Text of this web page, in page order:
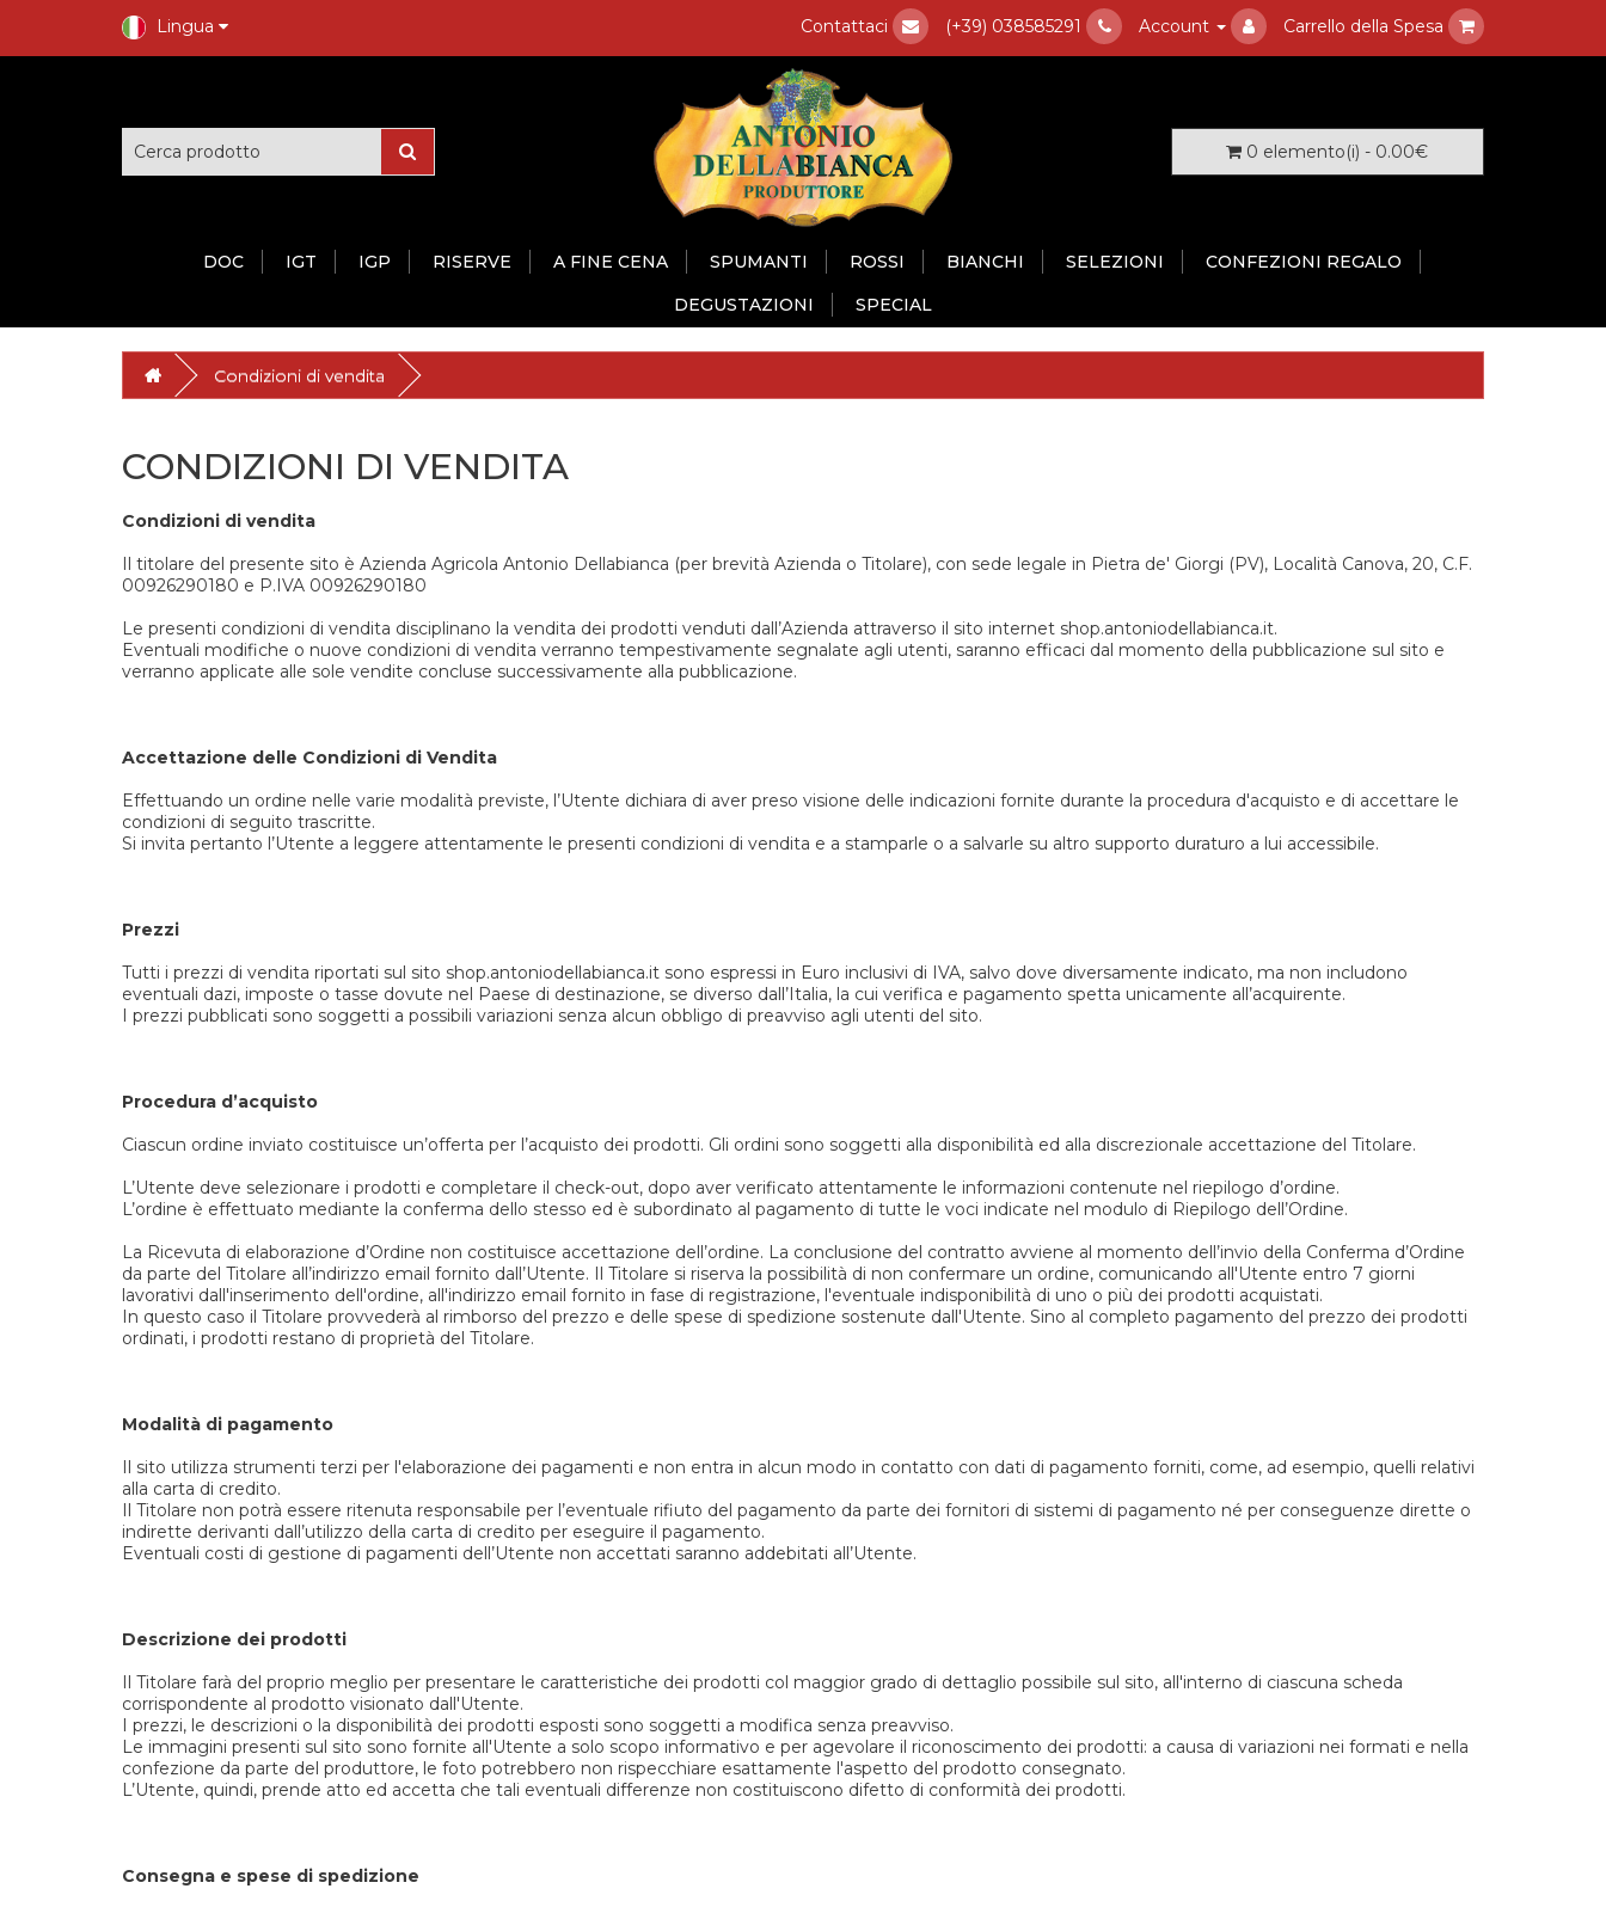
Lingua Contattaci (+39) 038585291 Account Carrello della Spesa
0 elemento(i) - 0.00€
DOC IGT IGP RISERVE A FINE CENA SPUMANTI ROSSI BIANCHI SELEZIONI
CONFEZIONI REGALO
DEGUSTAZIONI
SPECIAL
Condizioni di vendita
CONDIZIONI DI VENDITA
Condizioni di vendita
Il titolare del presente sito è Azienda Agricola Antonio Dellabianca (per brevità Azienda o Titolare), con sede legale in Pietra de' Giorgi (PV), Località Canova, 20, C.F.
00926290180 e P.IVA 00926290180
Le presenti condizioni di vendita disciplinano la vendita dei prodotti venduti dall’Azienda attraverso il sito internet shop.antoniodellabianca.it.
Eventuali modifiche o nuove condizioni di vendita verranno tempestivamente segnalate agli utenti, saranno efficaci dal momento della pubblicazione sul sito e
verranno applicate alle sole vendite concluse successivamente alla pubblicazione.
Accettazione delle Condizioni di Vendita
Effettuando un ordine nelle varie modalità previste, l’Utente dichiara di aver preso visione delle indicazioni fornite durante la procedura d'acquisto e di accettare le
condizioni di seguito trascritte.
Si invita pertanto l’Utente a leggere attentamente le presenti condizioni di vendita e a stamparle o a salvarle su altro supporto duraturo a lui accessibile.
Prezzi
Tutti i prezzi di vendita riportati sul sito shop.antoniodellabianca.it sono espressi in Euro inclusivi di IVA, salvo dove diversamente indicato, ma non includono
eventuali dazi, imposte o tasse dovute nel Paese di destinazione, se diverso dall’Italia, la cui verifica e pagamento spetta unicamente all’acquirente.
I prezzi pubblicati sono soggetti a possibili variazioni senza alcun obbligo di preavviso agli utenti del sito.
Procedura d’acquisto
Ciascun ordine inviato costituisce un’offerta per l’acquisto dei prodotti. Gli ordini sono soggetti alla disponibilità ed alla discrezionale accettazione del Titolare.
L’Utente deve selezionare i prodotti e completare il check-out, dopo aver verificato attentamente le informazioni contenute nel riepilogo d’ordine.
L’ordine è effettuato mediante la conferma dello stesso ed è subordinato al pagamento di tutte le voci indicate nel modulo di Riepilogo dell’Ordine.
La Ricevuta di elaborazione d’Ordine non costituisce accettazione dell’ordine. La conclusione del contratto avviene al momento dell’invio della Conferma d’Ordine
da parte del Titolare all’indirizzo email fornito dall’Utente. Il Titolare si riserva la possibilità di non confermare un ordine, comunicando all'Utente entro 7 giorni
lavorativi dall'inserimento dell'ordine, all'indirizzo email fornito in fase di registrazione, l'eventuale indisponibilità di uno o più dei prodotti acquistati.
In questo caso il Titolare provvederà al rimborso del prezzo e delle spese di spedizione sostenute dall'Utente. Sino al completo pagamento del prezzo dei prodotti
ordinati, i prodotti restano di proprietà del Titolare.
Modalità di pagamento
Il sito utilizza strumenti terzi per l'elaborazione dei pagamenti e non entra in alcun modo in contatto con dati di pagamento forniti, come, ad esempio, quelli relativi
alla carta di credito.
Il Titolare non potrà essere ritenuta responsabile per l’eventuale rifiuto del pagamento da parte dei fornitori di sistemi di pagamento né per conseguenze dirette o
indirette derivanti dall’utilizzo della carta di credito per eseguire il pagamento.
Eventuali costi di gestione di pagamenti dell’Utente non accettati saranno addebitati all’Utente.
Descrizione dei prodotti
Il Titolare farà del proprio meglio per presentare le caratteristiche dei prodotti col maggior grado di dettaglio possibile sul sito, all'interno di ciascuna scheda
corrispondente al prodotto visionato dall'Utente.
I prezzi, le descrizioni o la disponibilità dei prodotti esposti sono soggetti a modifica senza preavviso.
Le immagini presenti sul sito sono fornite all'Utente a solo scopo informativo e per agevolare il riconoscimento dei prodotti: a causa di variazioni nei formati e nella
confezione da parte del produttore, le foto potrebbero non rispecchiare esattamente l'aspetto del prodotto consegnato.
L’Utente, quindi, prende atto ed accetta che tali eventuali differenze non costituiscono difetto di conformità dei prodotti.
Consegna e spese di spedizione